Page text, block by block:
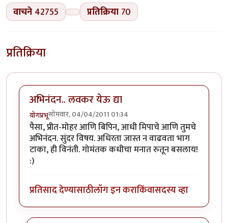
वाचने 42755 प्रतिक्रिया 70
प्रतिक्रिया
अभिनंदन.. लवकर येऊ द्या
योगप्रभूसोमवार, 04/04/2011 01:34
पैसा, प्रीत-मोहर आणि बिपिन, आधी मिपाचे आणि तुमचे
अभिनंदन. सुंदर विषय. अधिरता जास्त न वाढवता भाग
टाका, ही विनंती. गोमंतक कधीचा मनात रुतून बसलाय!
:)
प्रतिसाद देण्यासाठीलॉग इन कराकिंवासदस्य व्हा